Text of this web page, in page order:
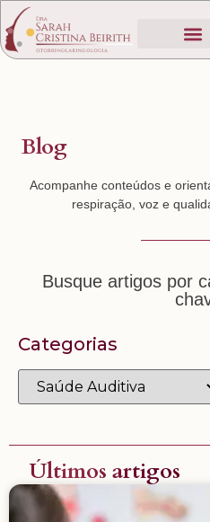
Blog
Acompanhe conteúdos e
respiração, voz e
Busque artigos por
Categorias
Últimos artigos